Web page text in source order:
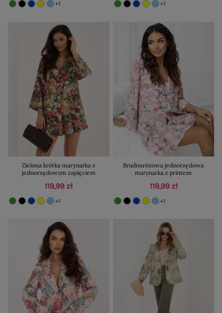
+1 +1
Zielona krótka marynarka z
jednorzędowym zapięciem
119,99 zł
+1
Brudnuróżowa jednorzędowa
marynarka z printem
119,99 zł
+1